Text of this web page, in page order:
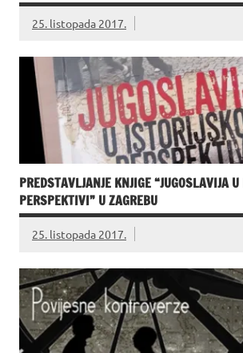
25. listopada 2017.
PREDSTAVLJANJE KNJIGE “JUGOSLAVIJA
PERSPEKTIVI” U ZAGREBU
25. listopada 2017.